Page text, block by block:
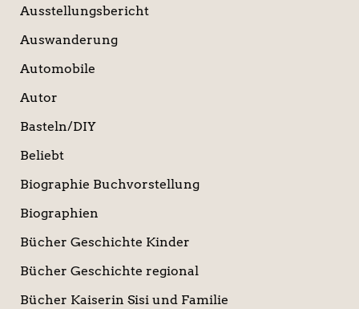
Ausstellungsbericht
Auswanderung
Automobile
Autor
Basteln/DIY
Beliebt
Biographie Buchvorstellung
Biographien
Bücher Geschichte Kinder
Bücher Geschichte regional
Bücher Kaiserin Sisi und Familie